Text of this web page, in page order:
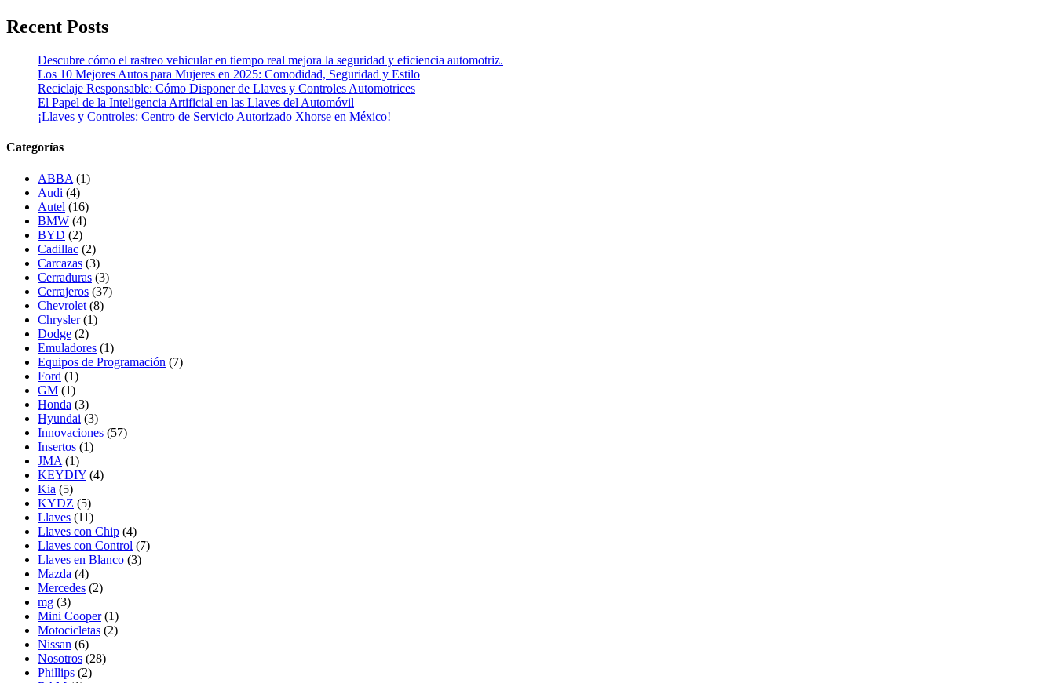
Recent Posts
Descubre cómo el rastreo vehicular en tiempo real mejora la seguridad y eficiencia automotriz.
Los 10 Mejores Autos para Mujeres en 2025: Comodidad, Seguridad y Estilo
Reciclaje Responsable: Cómo Disponer de Llaves y Controles Automotrices
El Papel de la Inteligencia Artificial en las Llaves del Automóvil
¡Llaves y Controles: Centro de Servicio Autorizado Xhorse en México!
Categorías
ABBA (1)
Audi (4)
Autel (16)
BMW (4)
BYD (2)
Cadillac (2)
Carcazas (3)
Cerraduras (3)
Cerrajeros (37)
Chevrolet (8)
Chrysler (1)
Dodge (2)
Emuladores (1)
Equipos de Programación (7)
Ford (1)
GM (1)
Honda (3)
Hyundai (3)
Innovaciones (57)
Insertos (1)
JMA (1)
KEYDIY (4)
Kia (5)
KYDZ (5)
Llaves (11)
Llaves con Chip (4)
Llaves con Control (7)
Llaves en Blanco (3)
Mazda (4)
Mercedes (2)
mg (3)
Mini Cooper (1)
Motocicletas (2)
Nissan (6)
Nosotros (28)
Phillips (2)